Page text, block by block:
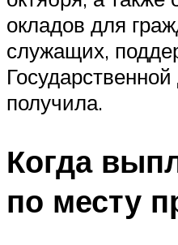
окладов для
служащих,
получила.
Когда
по месту